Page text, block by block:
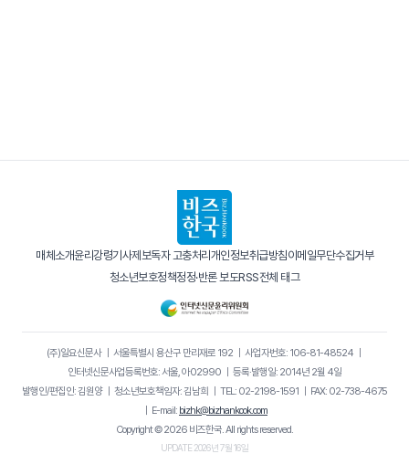
매체소개윤리강령기사제보독자 고충처리 개인정보취급방침이메일무단수집거부
청소년보호정책정정·반론 보도RSS전체 태그
(주)일요신문사｜ 서울특별시 용산구 만리재로 192｜ 사업자번호: 106-81-48524｜
인터넷신문사업등록번호: 서울, 아02990
등록·발행일: 2014년 2월 4일
발행인/편집인: 김원양｜ 청소년보호책임자: 김남희 TEL: 02-2198-1591
FAX: 02-738-4675
E-mail: bizhk@bizhankook.com
Copyright © 2026 비즈한국. All rights reserved.
UPDATE 2026년 7월 16일